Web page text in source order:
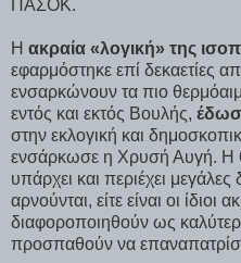
ΠΑΣΟΚ.
Η ακραία «λογική» της
εφαρμόστηκε επί δεκαετίες
ενσαρκώνουν τα πιο
εντός και εκτός Βουλής,
στην εκλογική και
ενσάρκωσε η Χρυσή Αυγή. Η
υπάρχει και περιέχει
αρνούνται, είτε είναι οι
διαφοροποιηθούν ως
προσπαθούν να